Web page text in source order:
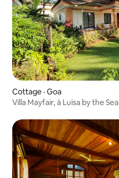
Cottage · Goa
Villa Mayfair, à Luisa by the Sea